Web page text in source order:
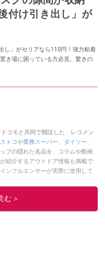
付け引き出し」が
し」がセリアなら110円！強力粘着
き場に困っている方必見、驚きの
コモと共同で開設した、レコメン
トコや業務スーパー、 ダイソー、
プの隠れた名品を、コラムや動画
紹介するアウトドア情報も満載で
ンフルエンサーが実際に使用して
む＞